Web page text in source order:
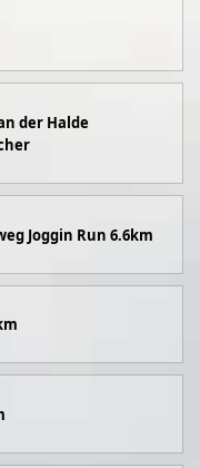
der Halde
Joggin Run 6.6km